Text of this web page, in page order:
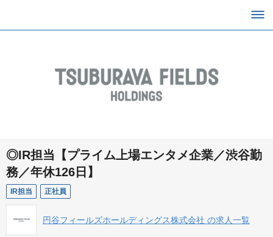
◎IR担当【プライム上場エンタメ企業／渋谷勤
務／年休126日】
IR担当 正社員
円谷フィールズホールディングス株式会社 の求人一覧